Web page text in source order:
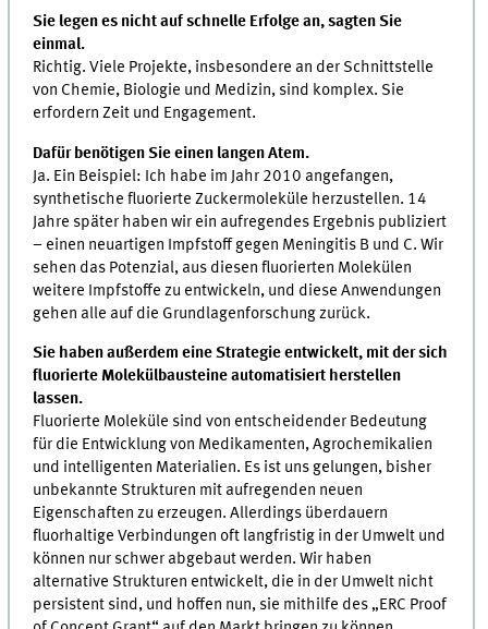
Sie legen es nicht auf schnelle Erfolge an, sagten Sie
einmal.
Richtig. Viele Projekte, insbesondere an der Schnittstelle
von Chemie, Biologie und Medizin, sind komplex. Sie
erfordern Zeit und Engagement.
Dafür benötigen Sie einen langen Atem.
Ja. Ein Beispiel: Ich habe im Jahr 2010 angefangen,
synthetische fluorierte Zuckermoleküle herzustellen. 14
Jahre später haben wir ein aufregendes Ergebnis publiziert
– einen neuartigen Impfstoff gegen Meningitis B und C. Wir
sehen das Potenzial, aus diesen fluorierten Molekülen
weitere Impfstoffe zu entwickeln, und diese Anwendungen
gehen alle auf die Grundlagenforschung zurück.
Sie haben außerdem eine Strategie entwickelt, mit der sich
fluorierte Molekülbausteine automatisiert herstellen
lassen.
Fluorierte Moleküle sind von entscheidender Bedeutung
für die Entwicklung von Medikamenten, Agrochemikalien
und intelligenten Materialien. Es ist uns gelungen, bisher
unbekannte Strukturen mit aufregenden neuen
Eigenschaften zu erzeugen. Allerdings überdauern
fluorhaltige Verbindungen oft langfristig in der Umwelt und
können nur schwer abgebaut werden. Wir haben
alternative Strukturen entwickelt, die in der Umwelt nicht
persistent sind, und hoffen nun, sie mithilfe des „ERC Proof